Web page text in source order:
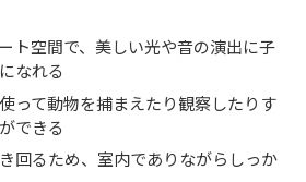
ト空間で、美しい光や音の演出に子
なれる
って動物を捕まえたり観察したりす
できる
回るため、室内でありながらしっか